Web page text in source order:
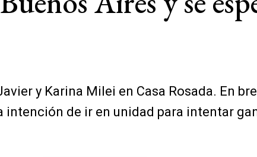
y Karina Milei en Casa Rosada. En
de ir en unidad para intentar